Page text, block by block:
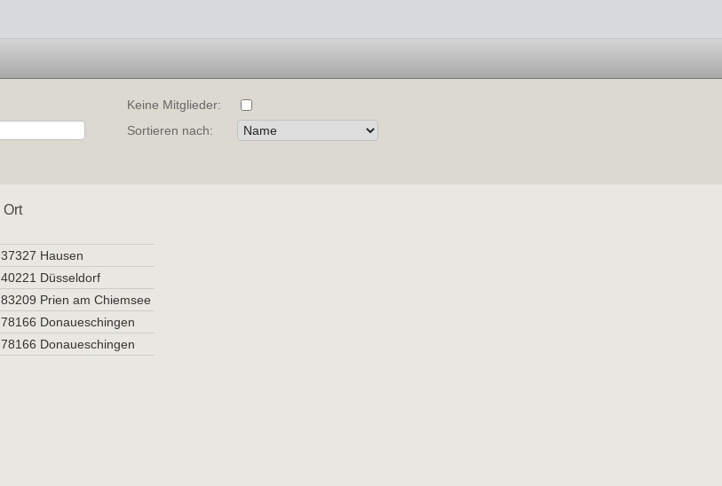
Keine Mitglieder:
Sortieren nach:
Ort
37327 Hausen
40221 Düsseldorf
83209 Prien am Chiemsee
78166 Donaueschingen
78166 Donaueschingen